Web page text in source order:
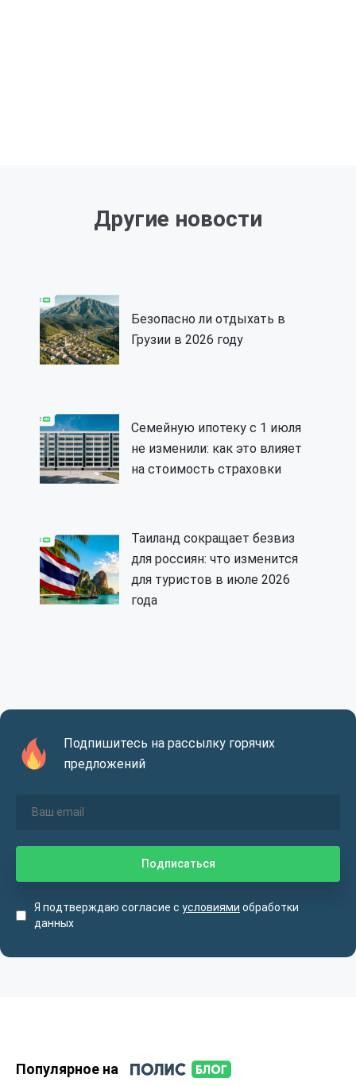
Другие новости
Безопасно ли отдыхать в
Грузии в 2026 году
Семейную ипотеку с 1 июля
не изменили: как это влияет
на стоимость страховки
Таиланд сокращает безвиз
для россиян: что изменится
для туристов в июле 2026
года
Подпишитесь на рассылку горячих
предложений
Я подтверждаю согласие с условиями обработки
данных
Популярное на